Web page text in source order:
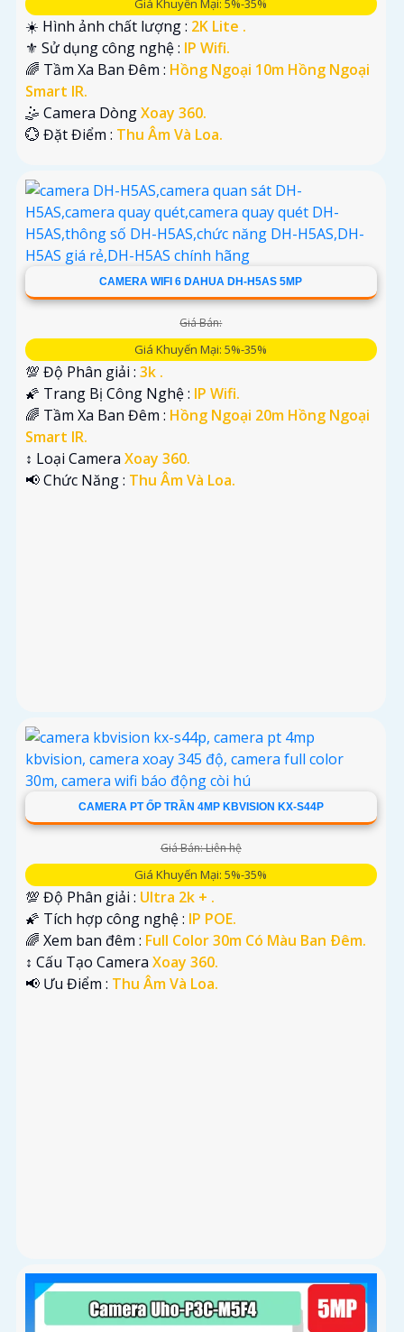
☀️ Hình ảnh chất lượng : 2K Lite .
⚜️ Sử dụng công nghệ : IP Wifi.
🌈 Tầm Xa Ban Đêm : Hồng Ngoại 10m Hồng Ngoại
Smart IR.
🤹 Camera DòngXoay 360.
️💮 Đặt Điểm : Thu Âm Và Loa.
CAMERA WIFI 6 DAHUA DH-H5AS 5MP
Giá Bán:
Giá Khuyến Mại: 5%-35%
💯 Độ Phân giải : 3k .
🌠 Trang Bị Công Nghệ : IP Wifi.
🌈 Tầm Xa Ban Đêm : Hồng Ngoại 20m Hồng Ngoại
Smart IR.
↕️ Loại Camera Xoay 360.
️📢 Chức Năng : Thu Âm Và Loa.
CAMERA PT ỐP TRẦN 4MP KBVISION KX-S44P
Giá Bán: Liên hệ
Giá Khuyến Mại: 5%-35%
💯 Độ Phân giải : Ultra 2k + .
🌠 Tích hợp công nghệ : IP POE.
🌈 Xem ban đêm : Full Color 30m Có Màu Ban Ðêm.
↕️ Cấu Tạo Camera Xoay 360.
️📢 Ưu Điểm : Thu Âm Và Loa.